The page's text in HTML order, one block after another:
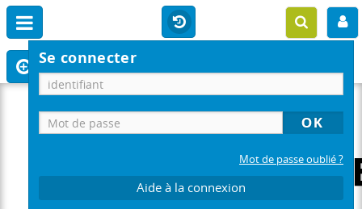
Se connecter
Mot de passe oublié ?
Aide à la connexion